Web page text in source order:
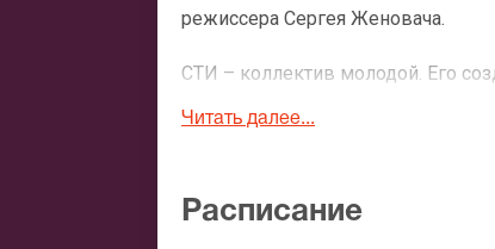
режиссера Сергея Женовача.
СТИ – коллектив молодой. Его
работ выпускников ГИТИСа
ожидании театра». На пресс-
руководителем которого стал
2008-м году. Им стало
Читать далее...
Расписание